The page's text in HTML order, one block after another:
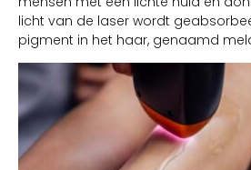
licht van de laser wordt
pigment in het haar, genaamd